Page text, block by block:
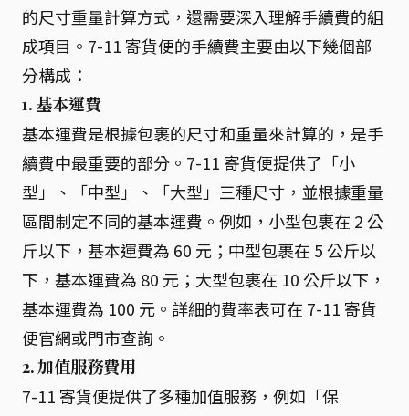
的尺寸重量計算方式，還需要深入理解手續費的組
成項目。7-11 寄貨便的手續費主要由以下幾個部
分構成：
1. 基本運費
基本運費是根據包裹的尺寸和重量來計算的，是手
續費中最重要的部分。7-11 寄貨便提供了「小
型」、「中型」、「大型」三種尺寸，並根據重量
區間制定不同的基本運費。例如，小型包裹在 2 公
斤以下，基本運費為 60 元；中型包裹在 5 公斤以
下，基本運費為 80 元；大型包裹在 10 公斤以下，
基本運費為 100 元。詳細的費率表可在 7-11 寄貨
便官網或門市查詢。
2. 加值服務費用
7-11 寄貨便提供了多種加值服務，例如「保